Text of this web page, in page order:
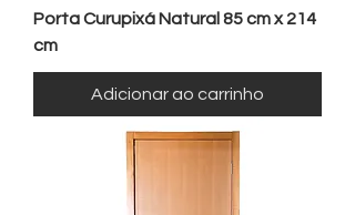
Porta Curupixá Natural 85 cm x 214
cm
Adicionar ao carrinho